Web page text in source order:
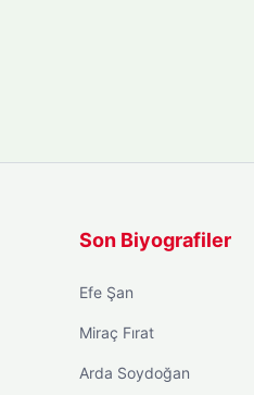
Son Biyografiler
Efe Şan
Miraç Fırat
Arda Soydoğan